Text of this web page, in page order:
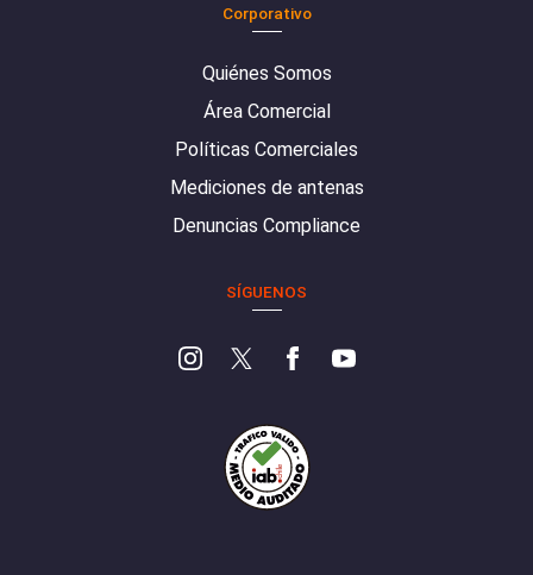
Corporativo
Quiénes Somos
Área Comercial
Políticas Comerciales
Mediciones de antenas
Denuncias Compliance
SÍGUENOS